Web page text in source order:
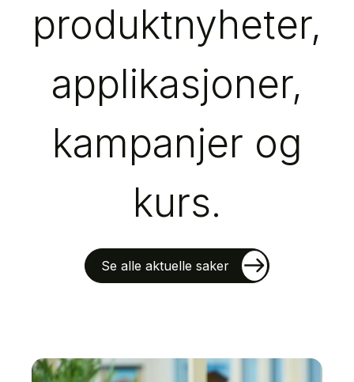
produktnyheter,
applikasjoner,
kampanjer og
kurs.
Se alle aktuelle saker